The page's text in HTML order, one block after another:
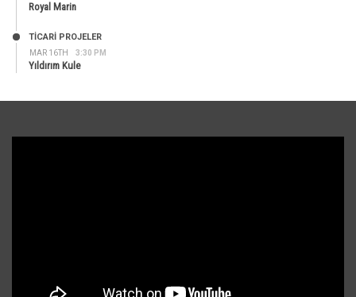
Royal Marin
MAR 16TH 3:30 PM
TİCARİ PROJELER
Yıldırım Kule